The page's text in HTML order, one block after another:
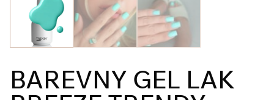
BAREVNY GEL LAK